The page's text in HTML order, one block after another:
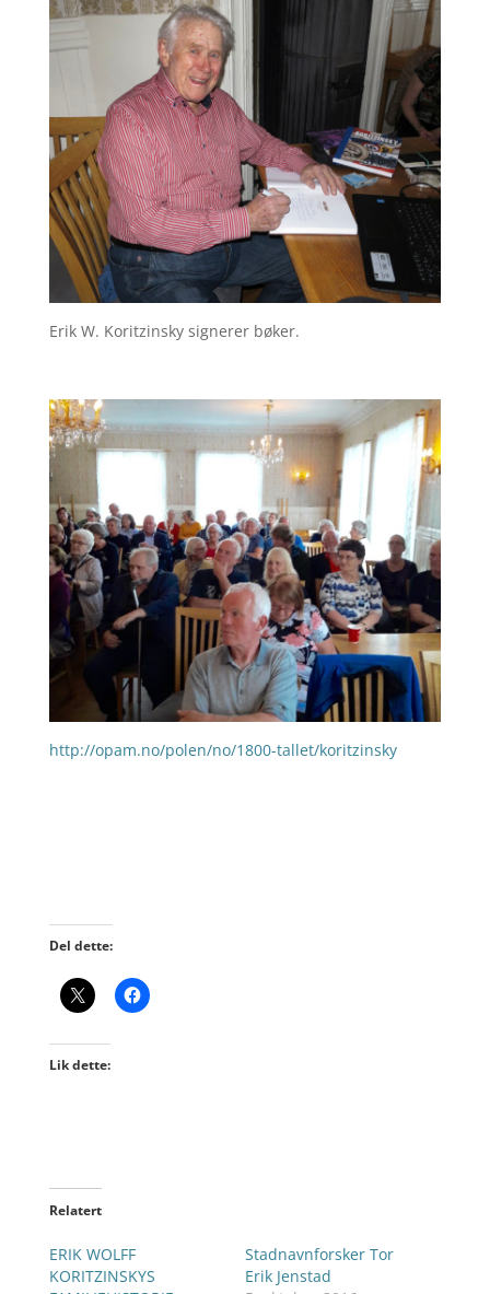
Erik W. Koritzinsky signerer bøker.
http://opam.no/polen/no/1800-tallet/koritzinsky
Del dette:
Lik dette:
Relatert
ERIK WOLFF
KORITZINSKYS
Stadnavnforsker Tor
Erik Jenstad